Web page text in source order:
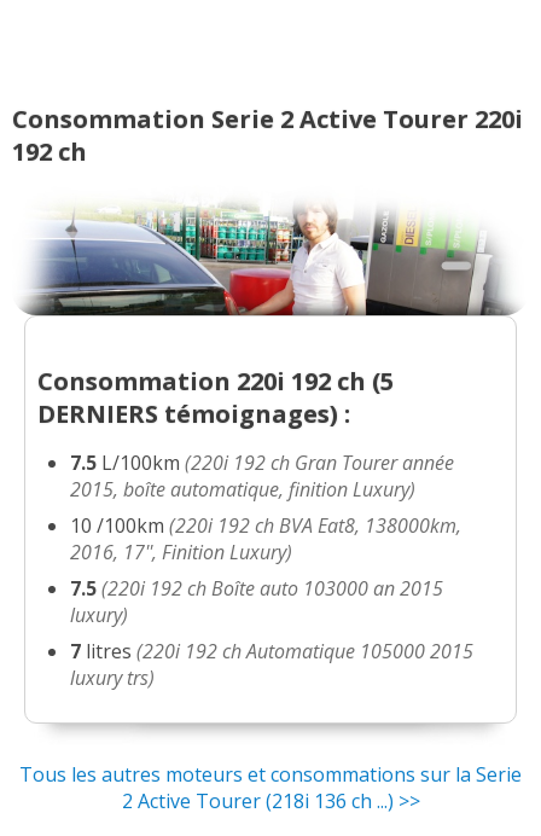
Consommation Serie 2 Active Tourer 220i
192 ch
Consommation 220i 192 ch (5
DERNIERS témoignages) :
7.5 L/100km(220i 192 ch Gran Tourer année
2015, boîte automatique, finition Luxury)
10 /100km(220i 192 ch BVA Eat8, 138000km,
2016, 17'', Finition Luxury)
7.5 (220i 192 ch Boîte auto 103000 an 2015
luxury)
7 litres(220i 192 ch Automatique 105000 2015
luxury trs)
Tous les autres moteurs et consommations sur la Serie
2 Active Tourer (218i 136 ch ...) >>